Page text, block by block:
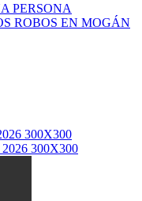
PERSONA
ROBOS EN MOGÁN